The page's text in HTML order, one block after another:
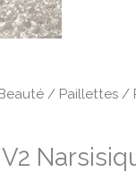
/ Paillettes /